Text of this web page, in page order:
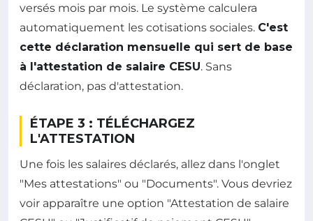
versés mois par mois. Le système calculera
automatiquement les cotisations sociales. C'est
cette déclaration mensuelle qui sert de base
à l'attestation de salaire CESU. Sans
déclaration, pas d'attestation.
ÉTAPE 3 : TÉLÉCHARGEZ
L'ATTESTATION
Une fois les salaires déclarés, allez dans l'onglet
"Mes attestations" ou "Documents". Vous devriez
voir apparaître une option "Attestation de salaire